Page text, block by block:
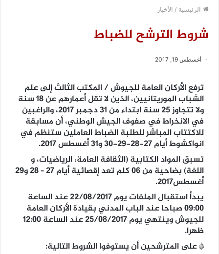
الرئيسية / الأخبار
شروط الترشح للضباط
أغسطس 19, 2017
ترفع الأركان العامة للجيوش / المكتب الثالث إلى علم
الشباب الموريتانيين، الذين لا تقل أعمارهم عن 18 سنة
ولا تتجاوز 25 سنة ابتداء من 31 دجمبر 2017، والراغبين
في الانخراط في صفوف الجيش الوطني، أن مسابقة
للاكتتاب المباشر للطلبة الضباط العاملين ستنظم في
انواكشوط أيام 27-28-29-30 و31 أغسطس 2017.
تسبق المواد الكتابية (الثقافة العامة، الرياضيات، و
اللغة) بضاحية من 06 كلم تعد إقصائية أيام 27 – 28 و29
أغسطس2017.
يبدأ استقبال الملفات يوم 22/08/2017 عند الساعة
09:00 صباحا عند الباب المدني بقيادة الأركان العامة
للجيوش وينتهي يوم 25/08/2017 عند الساعة 12:00
ظهرا.
* على المترشحين أن يستوفوا الشروط التالية: